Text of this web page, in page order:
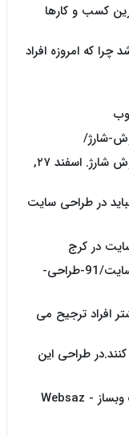
کسب و کارها
چرا که امروزه افراد
صفحه نخست · مقالات; طراحی سایت فروش شارژ. اسفند ۲۷,
است؟ ... ۲۰ باید و نباید در طراحی سایت
در کرج
diaku24.com/طراحی...سایت/...طراحی-سایت/91-طراحی-
افراد ترجیح می
طراحی این
طراحی سایت فروش شارژ موبایل | خدمات وبساز - Websaz